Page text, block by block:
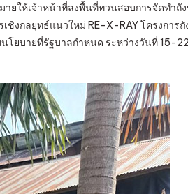
ยให้เจ้าหน้าที่ลงพื้นที่ทวนสอบการจัดทำถัง
งกลยุทธ์แนวใหม่ RE-X-RAY โครงการถั
โยบายที่รัฐบาลกำหนด ระหว่างวันที่ 15-